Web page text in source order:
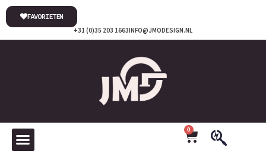
INFO@JMODESIGN.NL
+31 (0)35 203 1663
FAVORIETEN
0